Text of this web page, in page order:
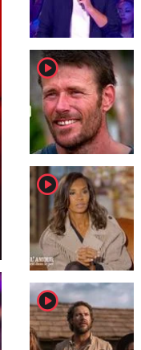
player2
player2
player2